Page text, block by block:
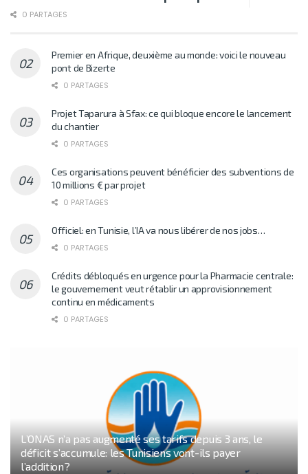
0 PARTAGES
Premier en Afrique, deuxième au monde: voici le nouveau
pont de Bizerte
0 PARTAGES
Projet Taparura à Sfax: ce qui bloque encore le lancement
du chantier
0 PARTAGES
Ces organisations peuvent bénéficier des subventions de
10 millions € par projet
0 PARTAGES
Officiel: en Tunisie, l’IA va nous libérer de nos jobs…
0 PARTAGES
Crédits débloqués en urgence pour la Pharmacie centrale:
le gouvernement veut rétablir un approvisionnement
continu en médicaments
0 PARTAGES
L’ONAS n’a pas augmenté ses tarifs depuis 3 ans, le
déficit s’accumule: les Tunisiens vont-ils payer
l’addition?